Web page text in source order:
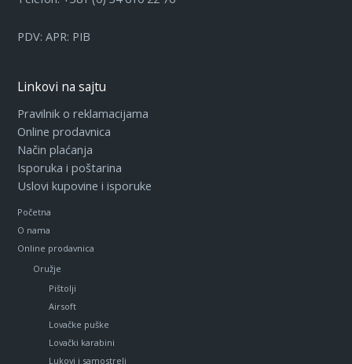
PDV:APR: PIB
Linkovi na sajtu
Pravilnik o reklamacijama
Online prodavnica
Način plaćanja
Isporuka i poštarina
Uslovi kupovine i isporuke
Početna
O nama
Online prodavnica
Oružje
Pištolji
Airsoft
Lovačke puške
Lovački karabini
Lukovi i samostreli